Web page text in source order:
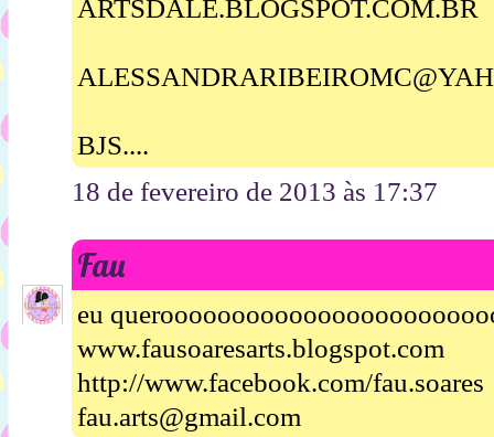
ARTSDALE.BLOGSPOT.COM.BR
BJS....
18 de fevereiro de 2013 às 17:37
Fau
eu
www.fausoaresarts.blogspot.com
http://www.facebook.com/fau.soares
fau.arts@gmail.com